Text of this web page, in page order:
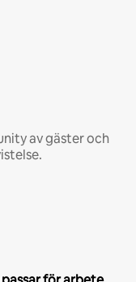
av gäster och